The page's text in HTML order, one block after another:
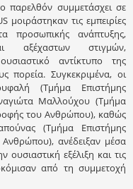
παρελθόν συμμετάσχει σε
μοιράστηκαν τις εμπειρίες
προσωπικής ανάπτυξης,
αξέχαστων στιγμών,
αντίκτυπο της
πορεία. Συγκεκριμένα, οι
(Τμήμα Επιστήμης
Μαλλούχου (Τμήμα
του Ανθρώπου), καθώς
(Τμήμα Επιστήμης
ανέδειξαν μέσα
εξέλιξη και τις
από τη συμμετοχή